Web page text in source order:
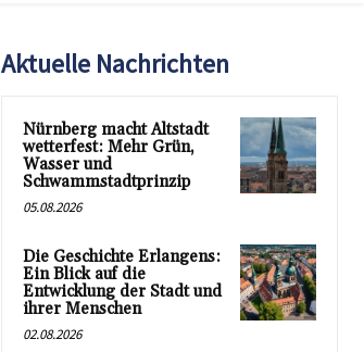
Aktuelle Nachrichten
Nürnberg macht Altstadt
wetterfest: Mehr Grün,
Wasser und
Schwammstadtprinzip
05.08.2026
Die Geschichte Erlangens:
Ein Blick auf die
Entwicklung der Stadt und
ihrer Menschen
02.08.2026